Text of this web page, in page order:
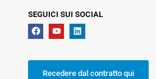
SEGUICI SUI SOCIAL
Recedere dal contratto qui